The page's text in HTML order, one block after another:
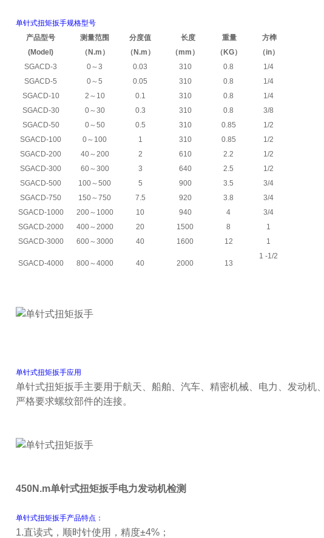
单针式扭矩扳手规格型号
产品型号
(Model)
测量范围
（N.m ）
分度值
（N.m ）
长度
（mm ）
重量
（KG）
方榫
（in）
SGACD-3
0～3 0.03 310 0.8
1/4
SGACD-5
0～5 0.05 310 0.8
1/4
SGACD-10
2 ～ 10 0.1 310 0.8
1/4
SGACD-30
0～30 0.3 310 0.8
3/8
SGACD-50
0～50 0.5 310 0.85
1/2
SGACD-100
0～ 100 1 310 0.85
1/2
SGACD-200
40～200 2 610 2.2
1/2
SGACD-300
60～300 3 640 2.5
1/2
SGACD-500
100～500 5 900 3.5
3/4
SGACD-750
150～750 7.5 920 3.8
3/4
SGACD-1000
200～ 1000 10 940 4
3/4
SGACD-2000
400～2000 20 1500 8
1
SGACD-3000
600～3000 40 1600 12 1
SGACD-4000 800～4000 40 2000 13
1 -1/2
单针式扭矩扳手应用
单针式扭矩扳手主要用于航天、船舶、汽车、精密机械、电力、发动机
严格要求螺纹部件的连接。
450N.m单针式扭矩扳手电力发动机检测
单针式扭矩扳手产品特点：
1.直读式，顺时针使用，精度±4%；